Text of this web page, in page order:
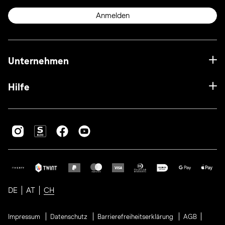
Anmelden
Unternehmen
Hilfe
DE AT CH
Impressum Datenschutz Barrierefreiheitserklärung AGB